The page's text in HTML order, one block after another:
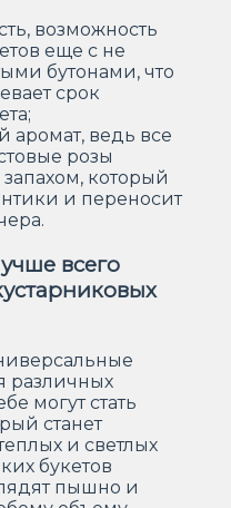
возможность
еще с не
бутонами, что
срок
аромат, ведь все
розы
который
и переносит
всего
различных
могут стать
станет
и светлых
букетов
пышно и